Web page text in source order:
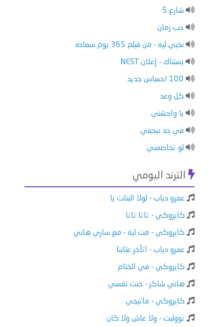
شارع 5
حب زمان
نخبي لية - من فيلم 365 يوم سعادة
يستناك - إعلان NEST
100 احساس جديد
كل وعد
يا واحشني
في حد بيحبني
لو تخاصمني
الترند اليومي
عمرو دياب - لولا البنات يا
كايروكي - تاتا تاتا
كايروكي - مت لية - مع ساري هاني
عمرو دياب - اتأخر عتابنا
كايروكي - في الختام
هاني شاكر - خنت نفسي
كايروكي - ماتيجي
تووليت - ولا عاش ولا كان